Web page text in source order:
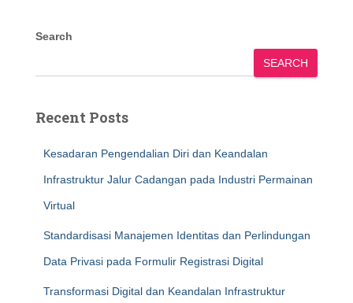
Search
SEARCH
Recent Posts
Kesadaran Pengendalian Diri dan Keandalan
Infrastruktur Jalur Cadangan pada Industri Permainan
Virtual
Standardisasi Manajemen Identitas dan Perlindungan
Data Privasi pada Formulir Registrasi Digital
Transformasi Digital dan Keandalan Infrastruktur